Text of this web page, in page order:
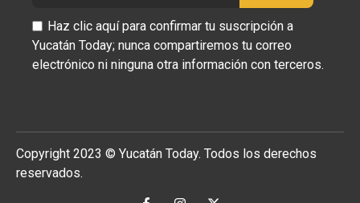
Haz clic aquí para confirmar tu suscripción a
Yucatán Today; nunca compartiremos tu correo
electrónico ni ninguna otra información con terceros.
Copyright 2023 © Yucatán Today. Todos los derechos
reservados.